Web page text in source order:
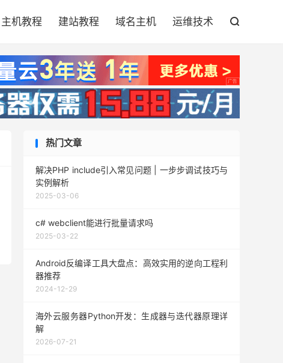
主机教程 建站教程 域名主机 运维技术 
热门文章
解决PHP include引入常见问题 | 一步步调试技巧与
实例解析
2025-03-06
c# webclient能进行批量请求吗
2025-03-22
Android反编译工具大盘点：高效实用的逆向工程利
器推荐
2024-12-29
海外云服务器Python开发：生成器与迭代器原理详
解
2026-07-21